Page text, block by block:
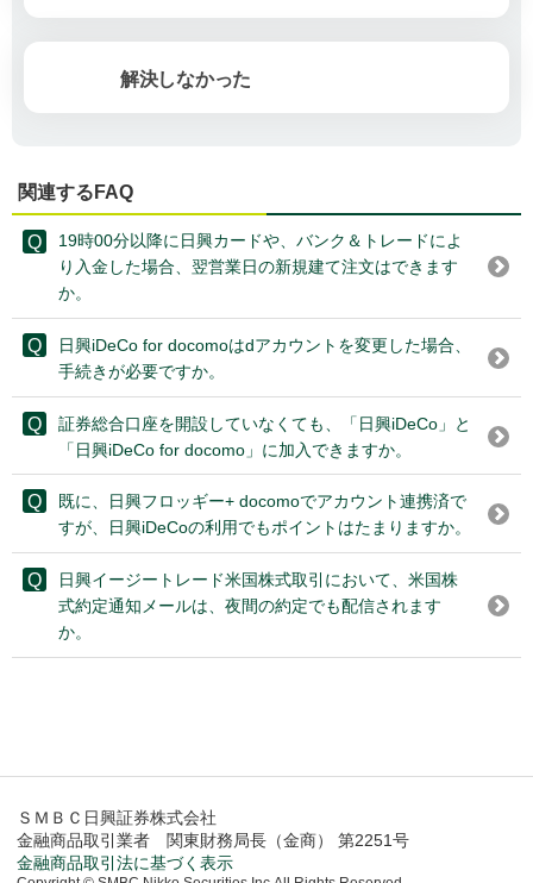
解決しなかった
関連するFAQ
19時00分以降に日興カードや、バンク＆トレードによ
り入金した場合、翌営業日の新規建て注文はできます
か。
日興iDeCo for docomoはdアカウントを変更した場合、
手続きが必要ですか。
証券総合口座を開設していなくても、「日興iDeCo」と
「日興iDeCo for docomo」に加入できますか。
既に、日興フロッギー+ docomoでアカウント連携済で
すが、日興iDeCoの利用でもポイントはたまりますか。
日興イージートレード米国株式取引において、米国株
式約定通知メールは、夜間の約定でも配信されます
か。
ＳＭＢＣ日興証券株式会社
金融商品取引業者 関東財務局長（金商） 第2251号
金融商品取引法に基づく表示